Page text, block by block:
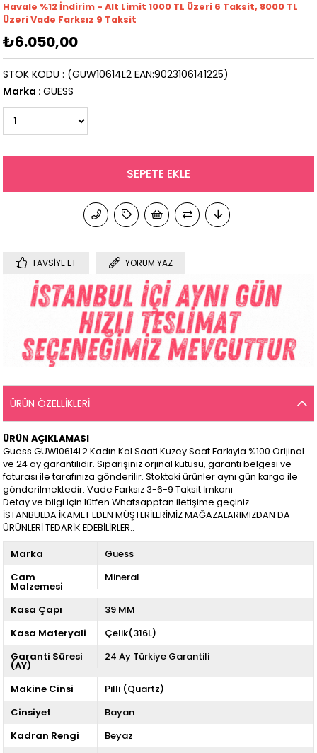
Havale %12 İndirim - Alt Limit 1000 TL Üzeri 6 Taksit, 8000 TL
Üzeri Vade Farksız 9 Taksit
₺6.050,00
(GUW10614L2 EAN:9023106141225)
STOK KODU
Marka : GUESS
TAVSIYE ET YORUM YAZ
ÜRÜN ÖZELLIKLERI
ÜRÜN AÇIKLAMASI
Guess GUW10614L2 Kadın Kol Saati Kuzey Saat Farkıyla %100 Orijinal
ve 24 ay garantilidir. Siparişiniz orjinal kutusu, garanti belgesi ve
faturası ile tarafınıza gönderilir. Stoktaki ürünler aynı gün kargo ile
gönderilmektedir. Vade Farksız 3-6-9 Taksit İmkanı
Detay ve bilgi için lütfen Whatsapptan iletişime geçiniz..
İSTANBULDA İKAMET EDEN MÜŞTERİLERİMİZ MAĞAZALARIMIZDAN DA
ÜRÜNLERİ TEDARİK EDEBİLİRLER..
Marka
Guess
Cam
Malzemesi
Mineral
Kasa Çapı
39 MM
Kasa Materyali
Çelik(316L)
Garanti Süresi
(AY)
24 Ay Türkiye Garantili
Makine Cinsi
Pilli (Quartz)
Cinsiyet
Bayan
Kadran Rengi
Beyaz